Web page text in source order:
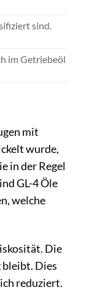
sind.
im Getriebeöl
mit
wurde,
in der Regel
GL-4 Öle
welche
Die
bleibt. Dies
reduziert.